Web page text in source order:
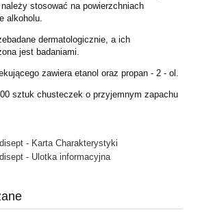
stosować na powierzchniach
alkoholu.
dermatologicznie, a ich
jest badaniami.
zawiera etanol oraz propan - 2 - ol.
sztuk chusteczek o przyjemnym zapachu
- Karta Charakterystyki
- Ulotka informacyjna